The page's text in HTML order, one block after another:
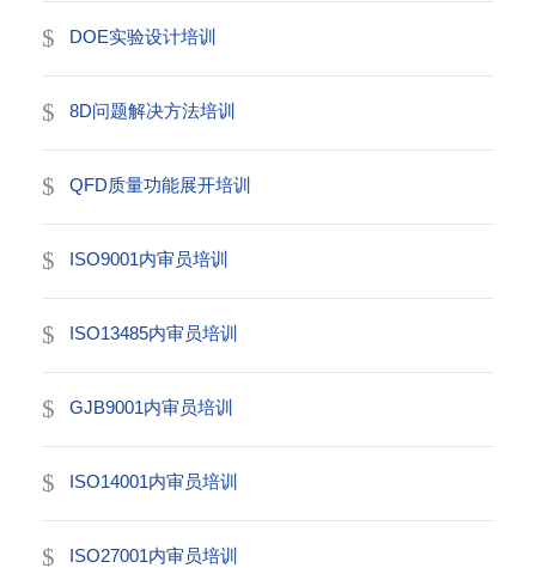
DOE实验设计培训
8D问题解决方法培训
QFD质量功能展开培训
ISO9001内审员培训
ISO13485内审员培训
GJB9001内审员培训
ISO14001内审员培训
ISO27001内审员培训